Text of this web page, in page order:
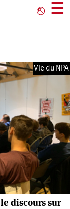
⎋ ☰
Vie du NPA
discours sur